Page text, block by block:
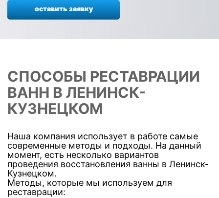
оставить заявку
СПОСОБЫ РЕСТАВРАЦИИ
ВАНН В ЛЕНИНСК-
КУЗНЕЦКОМ
Наша компания использует в работе самые
современные методы и подходы. На данный
момент, есть несколько вариантов
проведения восстановления ванны в Ленинск-
Кузнецком.
Методы, которые мы используем для
реставрации: